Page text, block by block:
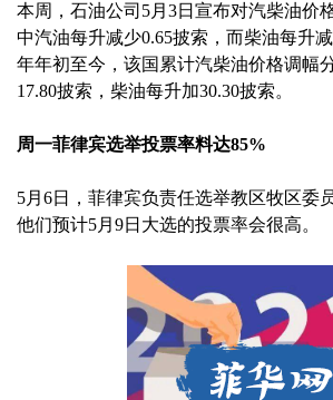
本周，石油公司5月3日宣布对汽柴油价
中汽油每升减少0.65披索，而柴油每升
年年初至今，该国累计汽柴油价格调幅
17.80披索，柴油每升加30.30披索。
周一菲律宾选举投票率料达85%
5月6日，菲律宾负责任选举教区牧区委
他们预计5月9日大选的投票率会很高。